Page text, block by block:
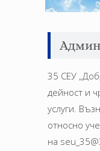
35 СЕУ
дейност и
услуги.
относно
на